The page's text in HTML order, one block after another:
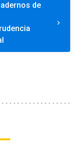
de
keyboard_arrow_right